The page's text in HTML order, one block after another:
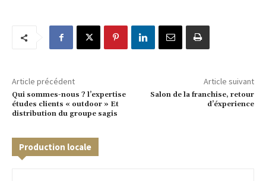
Article précédent
Qui sommes-nous ? l’expertise
études clients « outdoor » Et
distribution du groupe sagis
Article suivant
Salon de la franchise, retour
d’éxperience
Production locale